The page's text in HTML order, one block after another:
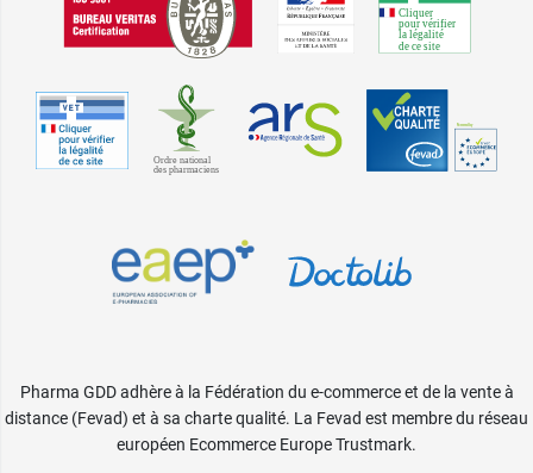
Pharma GDD adhère à la Fédération du e-commerce et de la vente à
distance (Fevad) et à sa charte qualité. La Fevad est membre du réseau
européen Ecommerce Europe Trustmark.